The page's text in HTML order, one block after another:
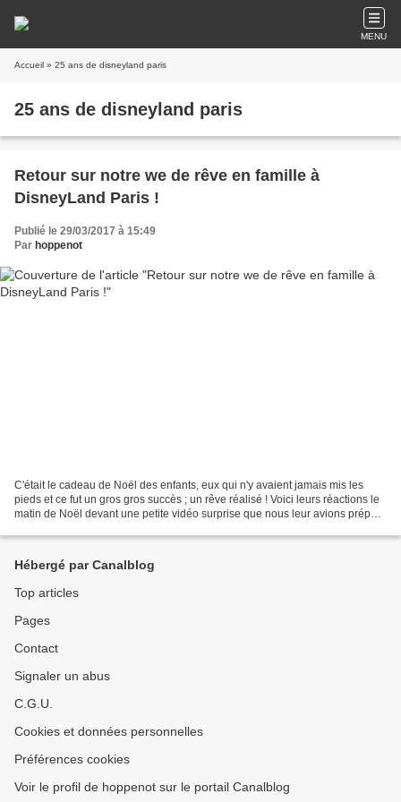
MENU
Accueil » 25 ans de disneyland paris
25 ans de disneyland paris
Retour sur notre we de rêve en famille à
DisneyLand Paris !
Publié le 29/03/2017 à 15:49
Par hoppenot
C'était le cadeau de Noël des enfants, eux qui n'y avaient jamais mis les
pieds et ce fut un gros gros succès ; un rêve réalisé ! Voici leurs réactions le
matin de Noël devant une petite vidéo surprise que nous leur avions préparé
Hébergé par Canalblog
Top articles
Pages
Contact
Signaler un abus
C.G.U.
Cookies et données personnelles
Préférences cookies
Voir le profil de hoppenot sur le portail Canalblog